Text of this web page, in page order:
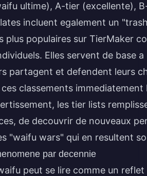
ultime), A-tier (excellente),
incluent egalement un
plus populaires sur TierMaker
Elles servent de base
partagent et defendent leurs
classements immediatement
les tier lists
de decouvrir de nouveaux
"waifu wars" qui en resultent
par decennie
peut se lire comme un